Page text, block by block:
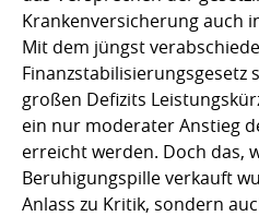
Krankenversicherung auch
Mit dem jüngst
großen Defizits
ein nur moderater Anstieg
erreicht werden. Doch das,
Beruhigungspille verkauft
Anlass zu Kritik, sondern